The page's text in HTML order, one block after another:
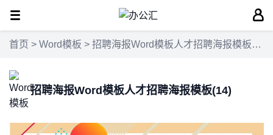
首页 > Word模板 > 招聘海报Word模板人才招聘海报模板(14)
招聘海报Word模板人才招聘海报模板(14)